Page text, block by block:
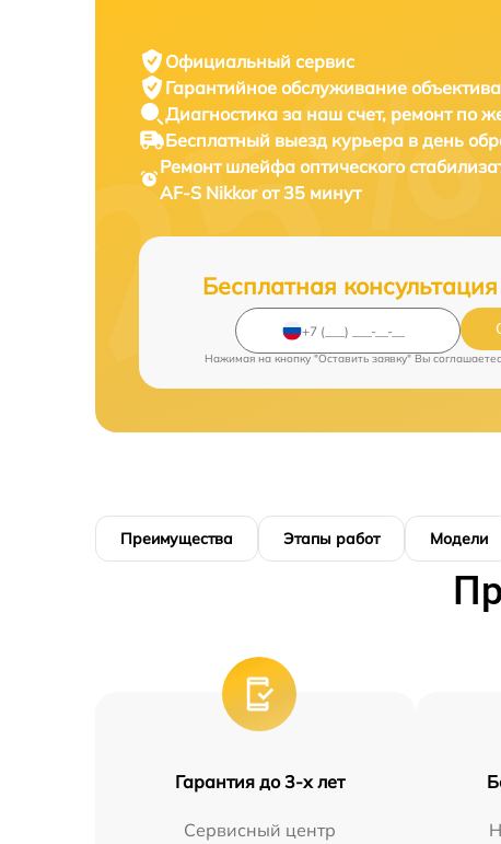
Официальный сервис
Гарантийное обслуживание
Диагностика за наш счет, ремонт по
Бесплатный выезд курьера в день
Ремонт шлейфа оптического
AF-S Nikkor от 35 минут
Бесплатная
Нажимая на кнопку "Оставить заявку" Вы
Преимущества Этапы работ Модели
Гарантия до 3-х лет
Сервисный центр